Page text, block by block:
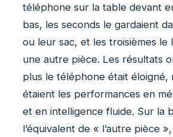
téléphone sur la table devant
bas, les seconds le gardaient
ou leur sac, et les troisièmes le
une autre pièce. Les résultats
plus le téléphone était éloigné,
étaient les performances en
et en intelligence fluide. Sur la
l’équivalent de « l’autre pièce